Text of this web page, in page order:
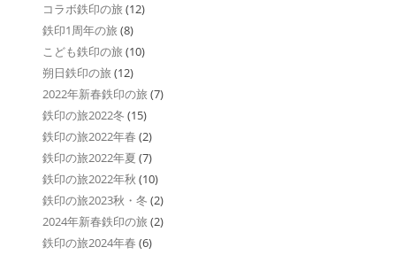
コラボ鉄印の旅 (12)
鉄印1周年の旅 (8)
こども鉄印の旅 (10)
朔日鉄印の旅 (12)
2022年新春鉄印の旅 (7)
鉄印の旅2022冬 (15)
鉄印の旅2022年春 (2)
鉄印の旅2022年夏 (7)
鉄印の旅2022年秋 (10)
鉄印の旅2023秋・冬 (2)
2024年新春鉄印の旅 (2)
鉄印の旅2024年春 (6)